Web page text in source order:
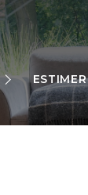
ESTIMER